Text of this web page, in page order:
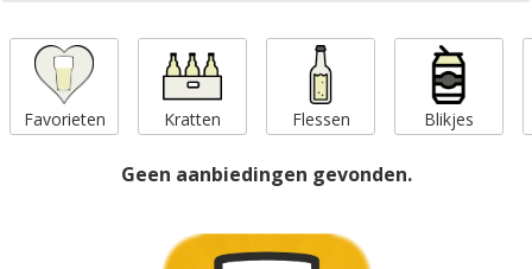
Favorieten Kratten Flessen Blikjes
Geen aanbiedingen gevonden.